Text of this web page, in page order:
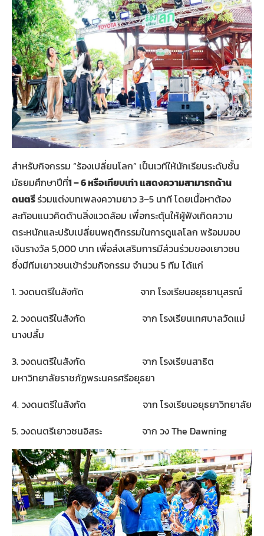
สำหรับกิจกรรม “ร้องเปลี่ยนโลก” เป็นเวทีให้นักเรียนระดับชั้น
มัธยมศึกษาปีที่1–6หรือเทียบเท่า แสดงความสามารถด้าน
ดนตรีร่วมแต่งบทเพลงความยาว 3–5 นาที โดยเนื้อหาต้อง
สะท้อนแนวคิดด้านสิ่งแวดล้อม เพื่อกระตุ้นให้ผู้ฟังเกิดความ
ตระหนักและปรับเปลี่ยนพฤติกรรมในการดูแลโลก พร้อมมอบ
เงินรางวัล 5,000 บาท เพื่อส่งเสริมการมีส่วนร่วมของเยาวชน
ซึ่งมีทีมเยาวชนเข้าร่วมกิจกรรม จำนวน 5 ทีม ได้แก่
1. วงดนตรีในสังกัด จาก โรงเรียนอยุธยานุสรณ์
2. วงดนตรีในสังกัด จาก โรงเรียนเทศบาลวัดแม่
นางปลื้ม
3. วงดนตรีในสังกัด จาก โรงเรียนสาธิต
มหาวิทยาลัยราชภัฏพระนครศรีอยุธยา
4. วงดนตรีในสังกัด จาก โรงเรียนอยุธยาวิทยาลัย
5. วงดนตรีเยาวชนอิสระ จาก วง The Dawning